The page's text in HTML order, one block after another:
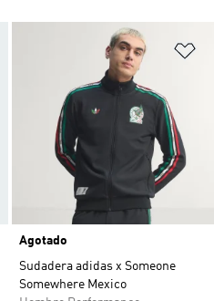
Añadir a la lista de deseos
Agotado
Sudadera adidas x Someone
Somewhere Mexico